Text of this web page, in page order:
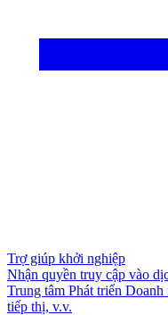
Trợ giúp khởi nghiệp
Nhận quyền truy cập vào
Trung tâm Phát triển
tiếp thị, v.v.